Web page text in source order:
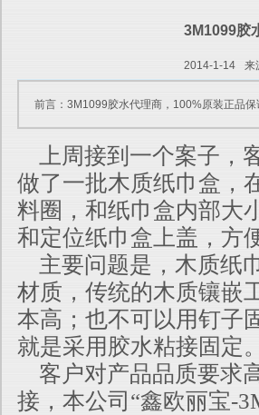
3M1099胶
2014-1-14 来
前言：3M1099胶水代理商，100%原装正品保
上周接到一个案子，
做了一批木质纸巾盒，
料圈，和纸巾盒内部大
和定位纸巾盒上盖，方
主要问题是，木质纸
材质，传统的木质镶嵌
本高；也不可以用钉子
就是采用胶水粘接固定。
客户对产品品质要求
接，本公司“鑫欧丽宝-